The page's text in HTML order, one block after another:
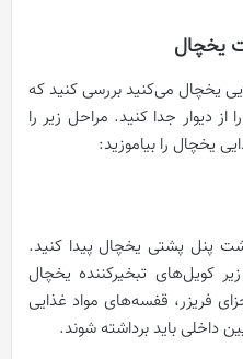
یخچال
یخچال می‌کنید بررسی کنید که
دیوار جدا کنید. مراحل زیر را
یخچال را بیاموزید:
پنل پشتی یخچال پیدا کنید.
کویل‌های تبخیرکننده یخچال
فریزر، قفسه‌های مواد غذایی
داخلی باید برداشته شوند.